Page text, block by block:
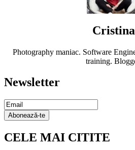
Cristina
Photography maniac. Software
training.
Newsletter
Email
Subscription
Abonează-te
CELE MAI CITITE